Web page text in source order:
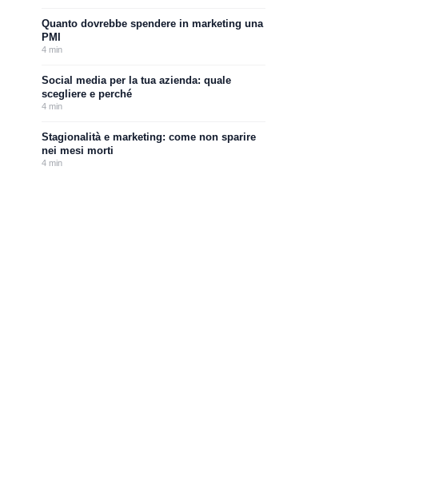
Quanto dovrebbe spendere in marketing una
PMI
4 min
Social media per la tua azienda: quale
scegliere e perché
4 min
Stagionalità e marketing: come non sparire
nei mesi morti
4 min